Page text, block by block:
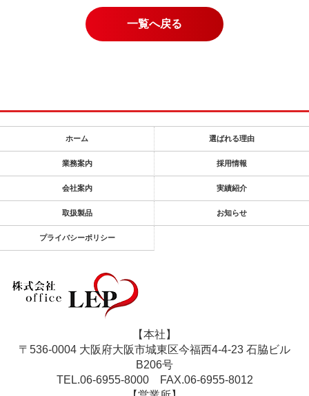
一覧へ戻る
ホーム 選ばれる理由
業務案内 採用情報
会社案内 実績紹介
取扱製品 お知らせ
プライバシーポリシー
【本社】
〒536-0004 大阪府大阪市城東区今福西4-4-23 石脇ビル
B206号
TEL.06-6955-8000FAX.06-6955-8012